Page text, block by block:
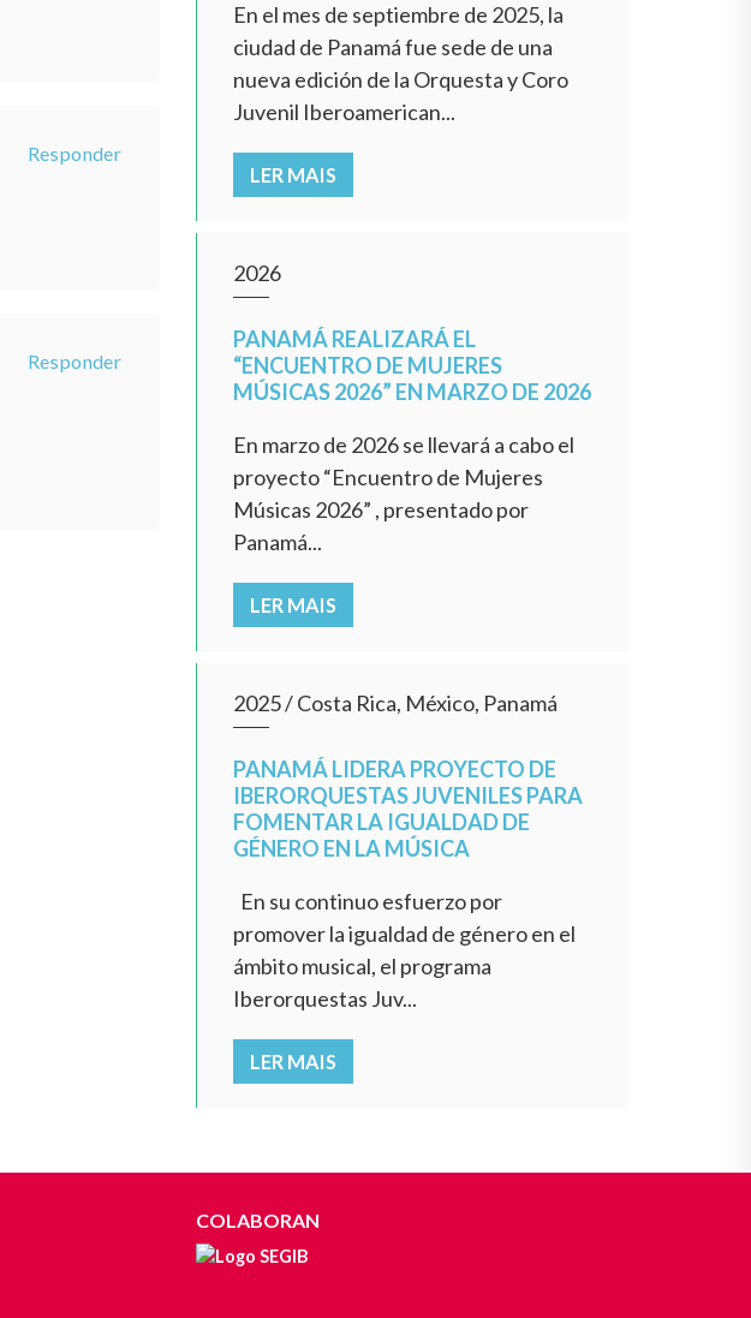
Responder
Responder
En el mes de septiembre de 2025, la
ciudad de Panamá fue sede de una
nueva edición de la Orquesta y Coro
Juvenil Iberoamerican...
LER MAIS
2026
PANAMÁ REALIZARÁ EL
“ENCUENTRO DE MUJERES
MÚSICAS 2026” EN MARZO DE 2026
En marzo de 2026 se llevará a cabo el
proyecto “Encuentro de Mujeres
Músicas 2026” , presentado por
Panamá...
LER MAIS
2025/Costa Rica, México, Panamá
PANAMÁ LIDERA PROYECTO DE
IBERORQUESTAS JUVENILES PARA
FOMENTAR LA IGUALDAD DE
GÉNERO EN LA MÚSICA
En su continuo esfuerzo por
promover la igualdad de género en el
ámbito musical, el programa
Iberorquestas Juv...
LER MAIS
COLABORAN